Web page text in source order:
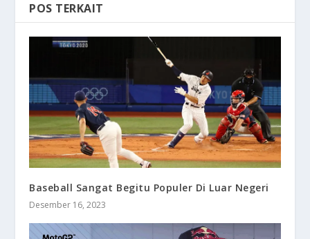
POS TERKAIT
Baseball Sangat Begitu Populer Di Luar Negeri
Desember 16, 2023